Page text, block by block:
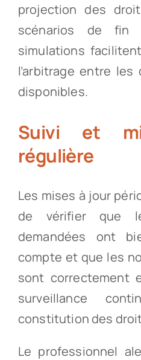
projection des
scénarios de fin
simulations
l’arbitrage entre
disponibles.
Suivi et
régulière
Les mises à jour
de vérifier que
demandées ont
compte et que les
sont correctement
surveillance
constitution des
Le professionnel